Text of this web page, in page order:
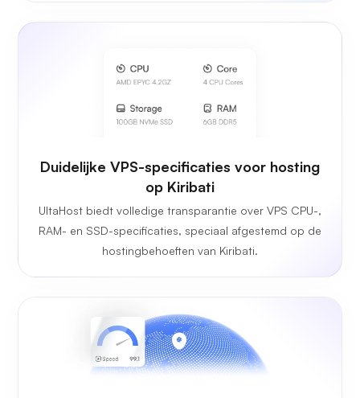
Duidelijke VPS-specificaties voor hosting
op Kiribati
UltaHost biedt volledige transparantie over VPS CPU-,
RAM- en SSD-specificaties, speciaal afgestemd op de
hostingbehoeften van Kiribati.